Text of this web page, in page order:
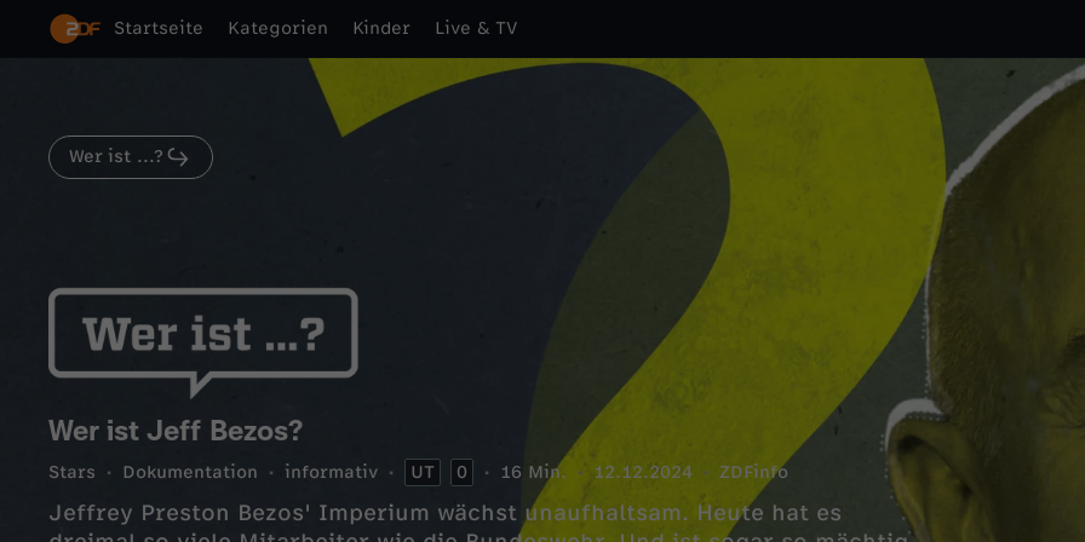
Startseite Kategorien Kinder Live & TV
Wer ist ...?
Wer ist Jeff Bezos?
Stars Dokumentation informativ UT 0 16 Min. 12.12.2024 ZDFinfo
Jeffrey Preston Bezos' Imperium wächst unaufhaltsam. Heute hat es